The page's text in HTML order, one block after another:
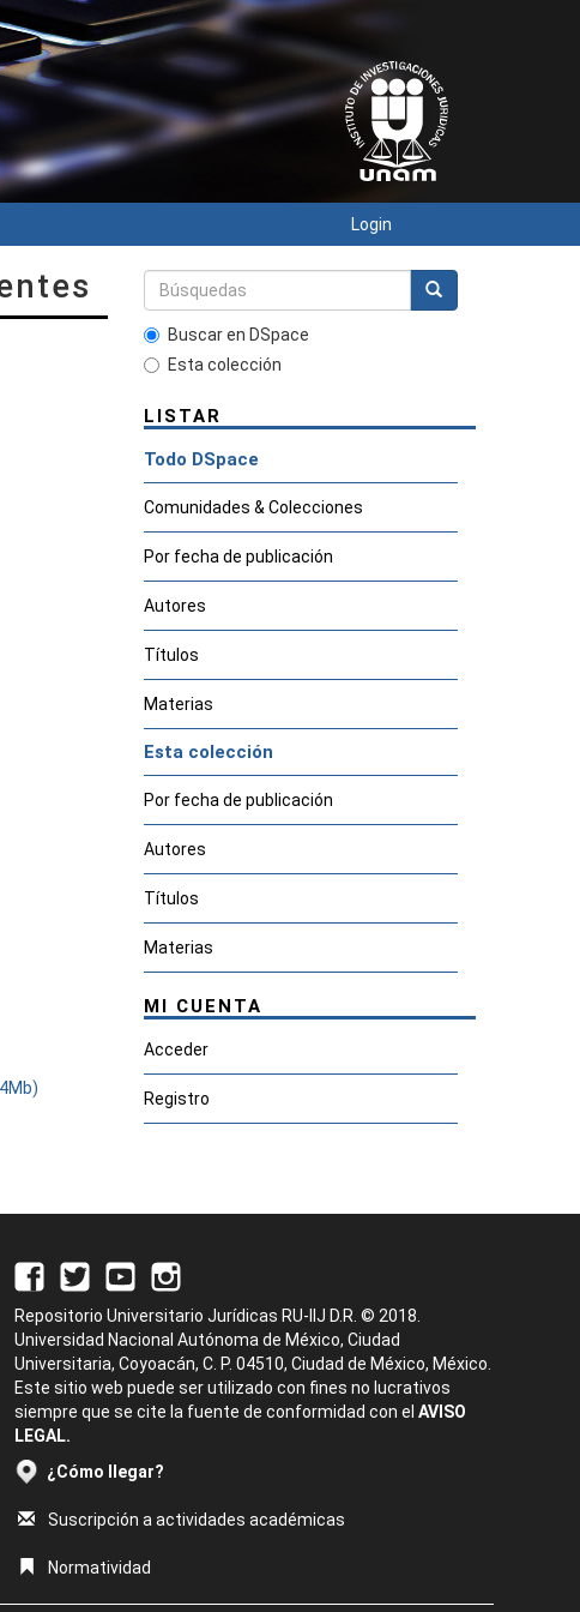
Login
Buscar en DSpace
Esta colección
LISTAR
Todo DSpace
Comunidades & Colecciones
Por fecha de publicación
Autores
Títulos
Materias
Esta colección
Por fecha de publicación
Autores
Títulos
Materias
MI CUENTA
Acceder
Registro
Repositorio Universitario Jurídicas RU-IIJ D.R. © 2018.
Universidad Nacional Autónoma de México, Ciudad
Universitaria, Coyoacán, C. P. 04510, Ciudad de México, México.
Este sitio web puede ser utilizado con fines no lucrativos
siempre que se cite la fuente de conformidad con el AVISO
LEGAL.
¿Cómo llegar?
Suscripción a actividades académicas
Normatividad